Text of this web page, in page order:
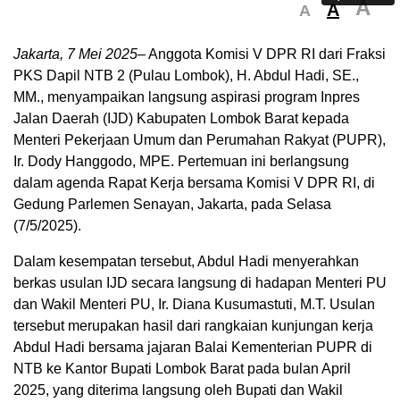
A A A
Jakarta, 7 Mei 2025–Anggota Komisi V DPR RI dari Fraksi
PKS Dapil NTB 2 (Pulau Lombok), H. Abdul Hadi, SE.,
MM., menyampaikan langsung aspirasi program Inpres
Jalan Daerah (IJD) Kabupaten Lombok Barat kepada
Menteri Pekerjaan Umum dan Perumahan Rakyat (PUPR),
Ir. Dody Hanggodo, MPE. Pertemuan ini berlangsung
dalam agenda Rapat Kerja bersama Komisi V DPR RI, di
Gedung Parlemen Senayan, Jakarta, pada Selasa
(7/5/2025).
Dalam kesempatan tersebut, Abdul Hadi menyerahkan
berkas usulan IJD secara langsung di hadapan Menteri PU
dan Wakil Menteri PU, Ir. Diana Kusumastuti, M.T. Usulan
tersebut merupakan hasil dari rangkaian kunjungan kerja
Abdul Hadi bersama jajaran Balai Kementerian PUPR di
NTB ke Kantor Bupati Lombok Barat pada bulan April
2025, yang diterima langsung oleh Bupati dan Wakil